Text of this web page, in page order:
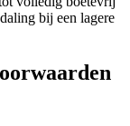
bij een lagere